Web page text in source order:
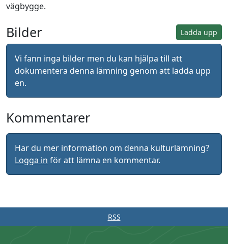
vägbygge.
Ladda upp
Bilder
Vi fann inga bilder men du kan hjälpa till att
dokumentera denna lämning genom att ladda upp
en.
Kommentarer
Har du mer information om denna kulturlämning?
Logga in för att lämna en kommentar.
RSS